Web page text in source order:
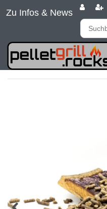
Zu Infos & News